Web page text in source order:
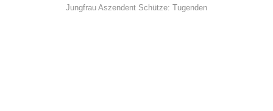
Jungfrau Aszendent Schütze: Tugenden